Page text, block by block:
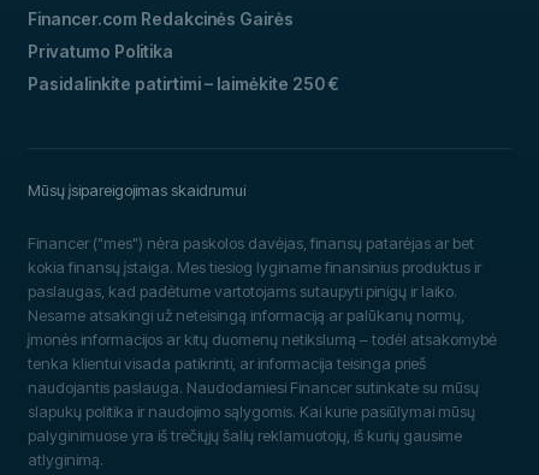
Financer.com Redakcinės Gairės
Privatumo Politika
Pasidalinkite patirtimi – laimėkite 250 €
Mūsų įsipareigojimas skaidrumui
Financer ("mes") nėra paskolos davėjas, finansų patarėjas ar bet
kokia finansų įstaiga. Mes tiesiog lyginame finansinius produktus ir
paslaugas, kad padėtume vartotojams sutaupyti pinigų ir laiko.
Nesame atsakingi už neteisingą informaciją ar palūkanų normų,
įmonės informacijos ar kitų duomenų netikslumą – todėl atsakomybė
tenka klientui visada patikrinti, ar informacija teisinga prieš
naudojantis paslauga. Naudodamiesi Financer sutinkate su mūsų
slapukų politika ir naudojimo sąlygomis. Kai kurie pasiūlymai mūsų
palyginimuose yra iš trečiųjų šalių reklamuotojų, iš kurių gausime
atlyginimą.